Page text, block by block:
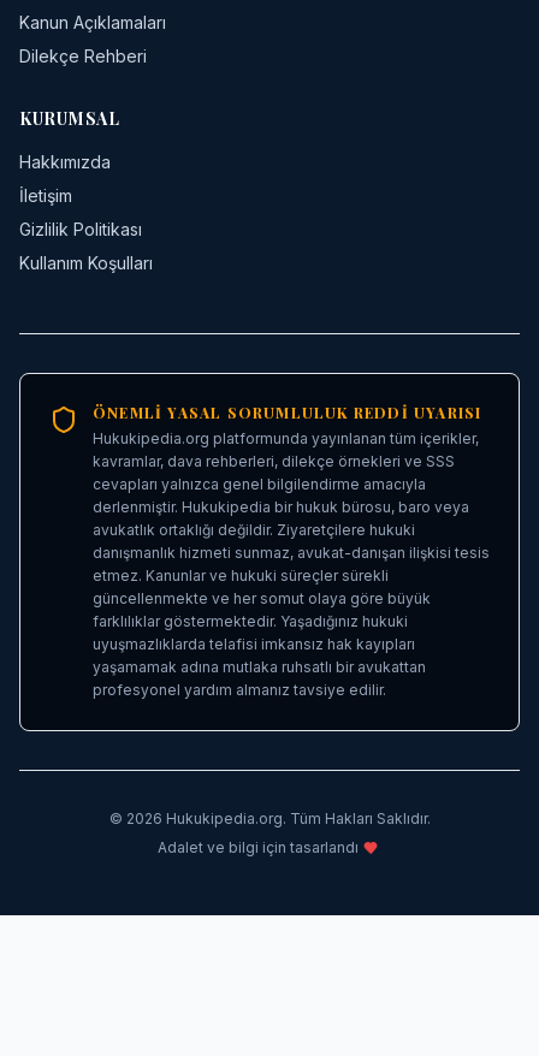
Kanun Açıklamaları
Dilekçe Rehberi
KURUMSAL
Hakkımızda
İletişim
Gizlilik Politikası
Kullanım Koşulları
ÖNEMLI YASAL SORUMLULUK REDDI UYARISI
Hukukipedia.org platformunda yayınlanan tüm içerikler,
kavramlar, dava rehberleri, dilekçe örnekleri ve SSS
cevapları yalnızca genel bilgilendirme amacıyla
derlenmiştir. Hukukipedia bir hukuk bürosu, baro veya
avukatlık ortaklığı değildir. Ziyaretçilere hukuki
danışmanlık hizmeti sunmaz, avukat-danışan ilişkisi tesis
etmez. Kanunlar ve hukuki süreçler sürekli
güncellenmekte ve her somut olaya göre büyük
farklılıklar göstermektedir. Yaşadığınız hukuki
uyuşmazlıklarda telafisi imkansız hak kayıpları
yaşamamak adına mutlaka ruhsatlı bir avukattan
profesyonel yardım almanız tavsiye edilir.
© 2026 Hukukipedia.org. Tüm Hakları Saklıdır.
Adalet ve bilgi için tasarlandı